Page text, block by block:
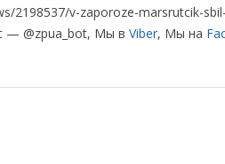
2198537/v-zaporoze-marsrutcik-
— @zpua_bot, Мы в Viber, Мы на